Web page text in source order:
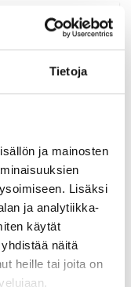
Tietoja
ja mainosten
Lisäksi
ja analytiikka-
käytät
näitä
heille tai joita on
ryömiville
2-pakkaus
€12.90
Lisää ostoskoriin